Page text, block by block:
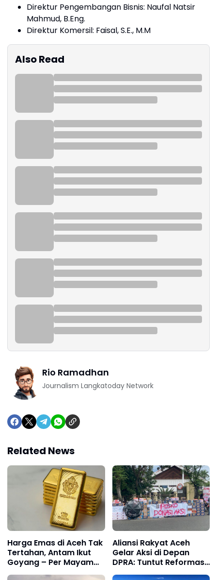
Direktur Pengembangan Bisnis: Naufal Natsir
Mahmud, B.Eng.
Direktur Komersil: Faisal, S.E., M.M
Also Read
Rio Ramadhan
Journalism Langkatoday Network
Related News
Harga Emas di Aceh Tak
Tertahan, Antam Ikut
Goyang – Per Mayam
Aliansi Rakyat Aceh
Gelar Aksi di Depan
DPRA: Tuntut Reformasi